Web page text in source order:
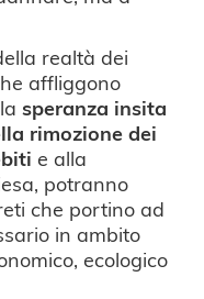
realtà dei
affliggono
speranza insita
rimozione dei
e alla
potranno
che portino ad
in ambito
ecologico